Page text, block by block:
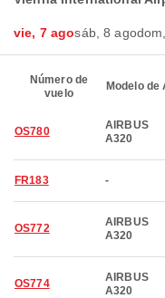
vie, 7 agosáb, 8 ago
Número de
vuelo
Modelo de
OS780
AIRBUS
A320
FR183 -
OS772
AIRBUS
A320
OS774
AIRBUS
A320